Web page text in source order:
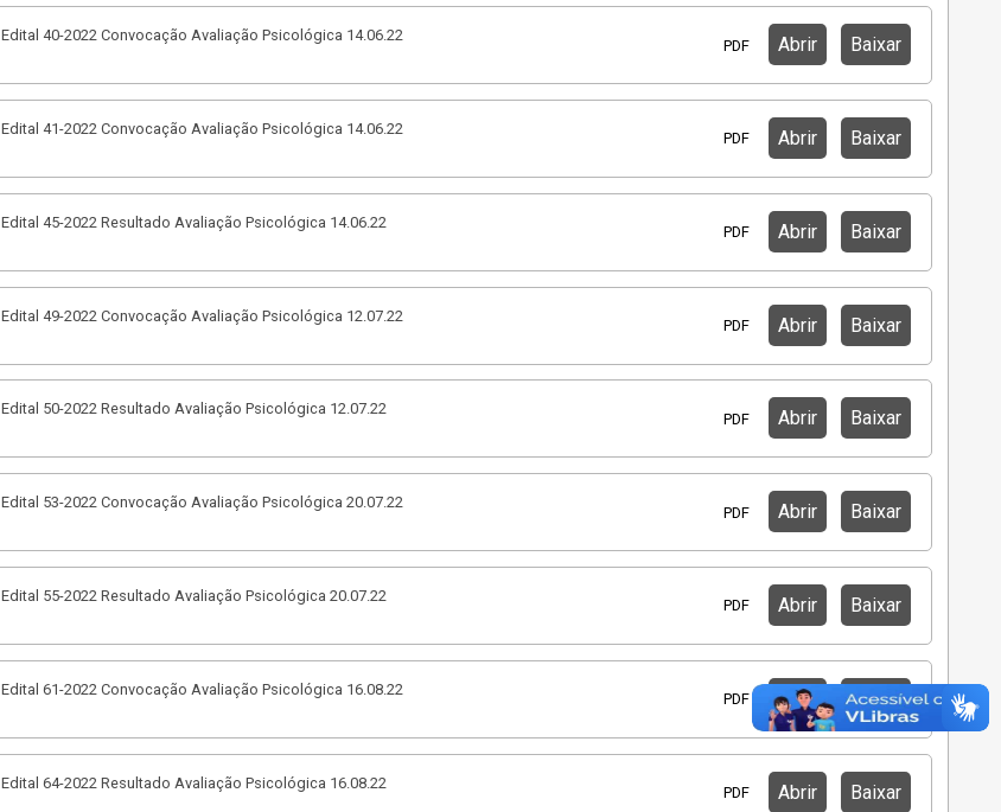
Edital 40-2022 Convocação Avaliação Psicológica 14.06.22
PDF Abrir Baixar
Edital 41-2022 Convocação Avaliação Psicológica 14.06.22
PDF Abrir Baixar
Edital 45-2022 Resultado Avaliação Psicológica 14.06.22
PDF Abrir Baixar
Edital 49-2022 Convocação Avaliação Psicológica 12.07.22
PDF Abrir Baixar
Edital 50-2022 Resultado Avaliação Psicológica 12.07.22
PDF Abrir Baixar
Edital 53-2022 Convocação Avaliação Psicológica 20.07.22
PDF Abrir Baixar
Edital 55-2022 Resultado Avaliação Psicológica 20.07.22
PDF Abrir Baixar
Edital 61-2022 Convocação Avaliação Psicológica 16.08.22
PDF Abrir Baixar
Edital 64-2022 Resultado Avaliação Psicológica 16.08.22
PDF Abrir Baixar